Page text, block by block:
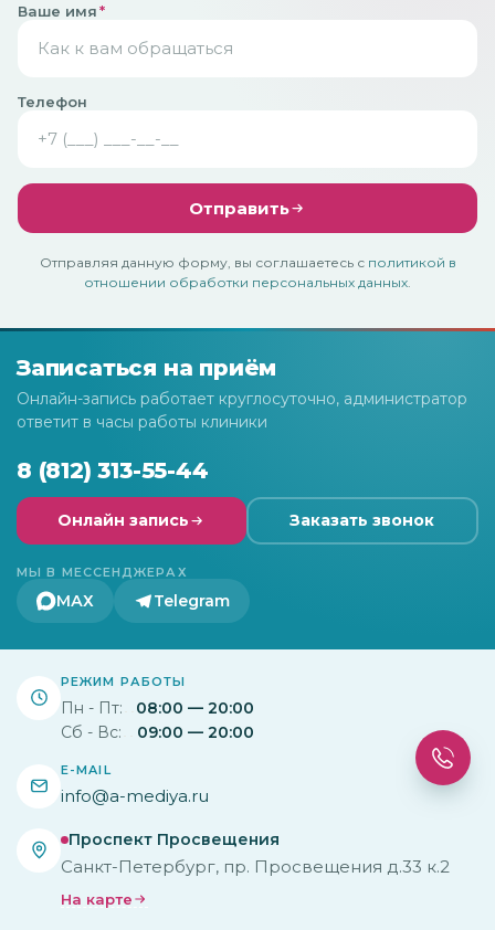
Ваше имя*
Телефон
Отправить
Отправляя данную форму, вы соглашаетесь с политикой в
отношении обработки персональных данных
Записаться на приём
Онлайн-запись работает круглосуточно, администратор
ответит в часы работы клиники
8 (812) 313-55-44
Онлайн запись Заказать звонок
МЫ В МЕССЕНДЖЕРАХ
МАХ Telegram
РЕЖИМ РАБОТЫ
Пн - Пт:
08:00 — 20:00
Сб - Вс:
09:00 — 20:00
E-MAIL
info@a-mediya.ru
Проспект Просвещения
Санкт-Петербург, пр. Просвещения д.33 к.2
На карте